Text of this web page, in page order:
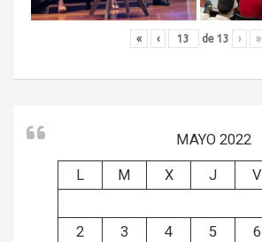
« ‹ de 13 › »
MAYO 2022
L M X J V
2
3 4 5 6